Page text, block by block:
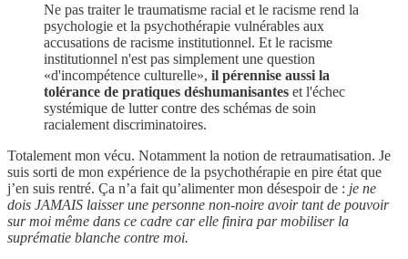
Ne pas traiter le traumatisme racial et le racisme rend la
psychologie et la psychothérapie vulnérables aux
accusations de racisme institutionnel. Et le racisme
institutionnel n'est pas simplement une question
«d'incompétence culturelle», il pérennise aussi la
tolérance de pratiques déshumanisantes et l'échec
systémique de lutter contre des schémas de soin
racialement discriminatoires.
Totalement mon vécu. Notamment la notion de retraumatisation. Je
suis sorti de mon expérience de la psychothérapie en pire état que
j’en suis rentré. Ça n’a fait qu’alimenter mon désespoir de : je ne
dois JAMAIS laisser une personne non-noire avoir tant de pouvoir
sur moi même dans ce cadre car elle finira par mobiliser la
suprématie blanche contre moi.